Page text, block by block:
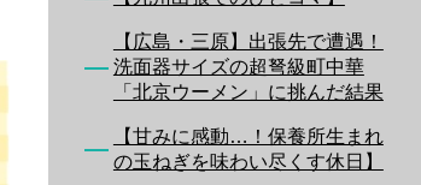
【広島・三原】出張先で遭遇！
洗面器サイズの超弩級町中華
「北京ウーメン」に挑んだ結果
【甘みに感動…！保養所生まれ
の玉ねぎを味わい尽くす休日】